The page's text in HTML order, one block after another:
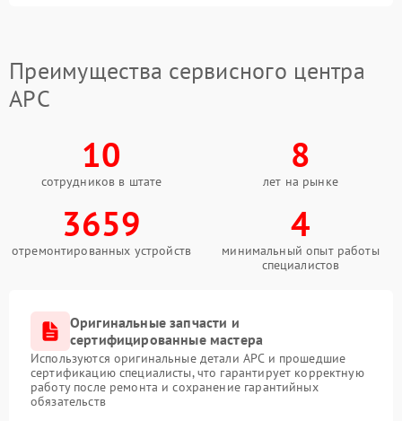
Преимущества сервисного центра
APC
10
сотрудников в штате
8
лет на рынке
3659
отремонтированных устройств
4
минимальный опыт работы
специалистов
Оригинальные запчасти и
сертифицированные мастера
Используются оригинальные детали APC и прошедшие
сертификацию специалисты, что гарантирует корректную
работу после ремонта и сохранение гарантийных
обязательств